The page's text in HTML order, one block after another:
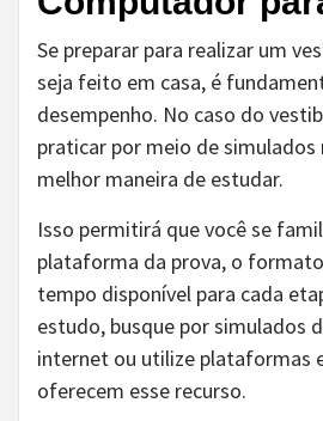
Se preparar para realizar um
seja feito em casa, é
desempenho. No caso do
praticar por meio de
melhor maneira de estudar.
Isso permitirá que você se
plataforma da prova, o
tempo disponível para cada
estudo, busque por simulados
internet ou utilize plataformas
oferecem esse recurso.